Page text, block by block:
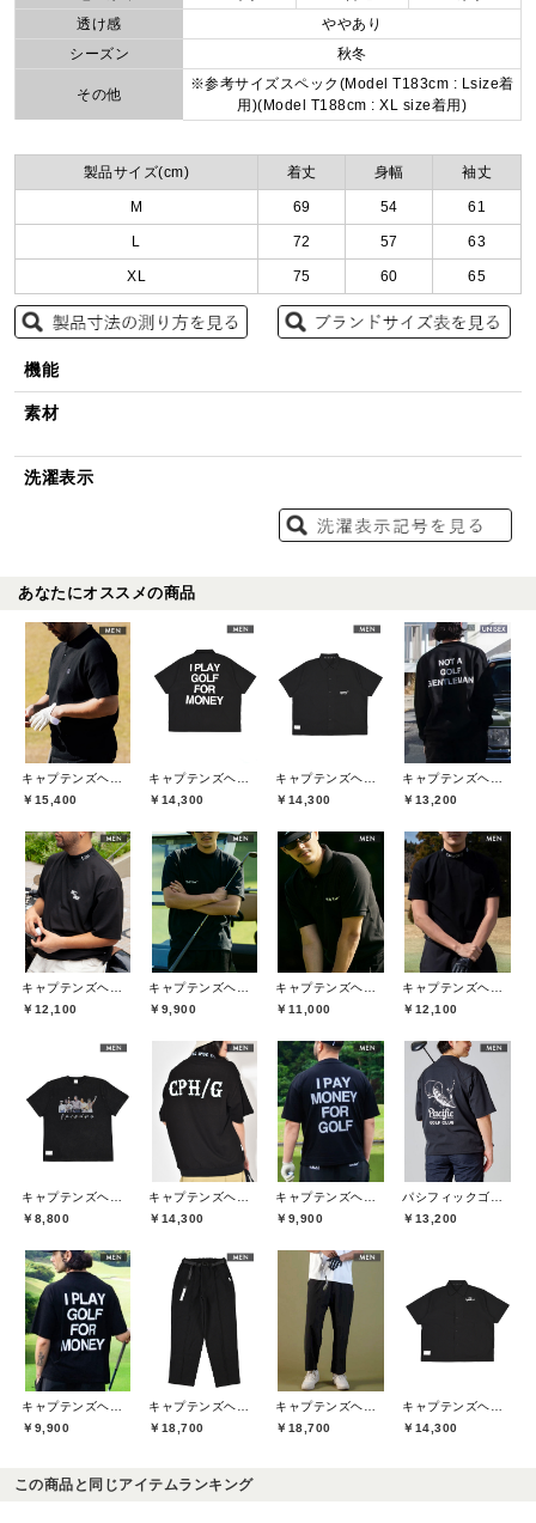
透け感
ややあり
シーズン
秋冬
その他
※参考サイズスペック(Model T183cm : Lsize着
用)(Model T188cm : XL size着用)
製品サイズ(cm) 着丈 身幅 袖丈
M 69 54 61
L 72 57 63
XL 75 60 65
機能
素材
洗濯表示
あなたにオススメの商品
￥15,400
￥14,300
￥14,300
￥13,200
￥12,100
￥9,900
￥11,000
￥12,100
￥8,800
￥14,300
￥9,900
￥13,200
￥9,900
￥18,700
￥18,700
￥14,300
この商品と同じアイテムランキング